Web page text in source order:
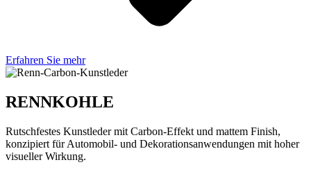
Erfahren Sie mehr
RENNKOHLE
Rutschfestes Kunstleder mit Carbon-Effekt und mattem Finish,
konzipiert für Automobil- und Dekorationsanwendungen mit hoher
visueller Wirkung.